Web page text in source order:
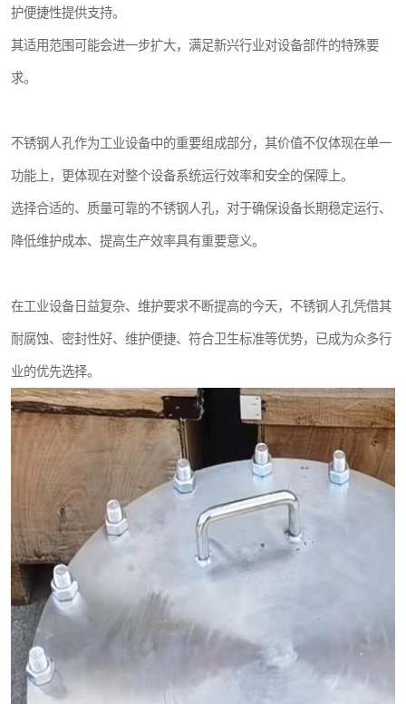
护便捷性提供支持。
其适用范围可能会进一步扩大，满足新兴行业对设备部件的特殊要
求。
不锈钢人孔作为工业设备中的重要组成部分，其价值不仅体现在单一
功能上，更体现在对整个设备系统运行效率和安全的保障上。
选择合适的、质量可靠的不锈钢人孔，对于确保设备长期稳定运行、
降低维护成本、提高生产效率具有重要意义。
在工业设备日益复杂、维护要求不断提高的今天，不锈钢人孔凭借其
耐腐蚀、密封性好、维护便捷、符合卫生标准等优势，已成为众多行
业的优先选择。